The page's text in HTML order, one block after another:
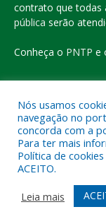
contrato que todas
pública serão
Conheça o PNTP e
Todos os direitos
Mapa do Site
Nós usamos
navegação no
concorda com a
Para ter mais
Política de cookies
ACEITO.
Leia mais